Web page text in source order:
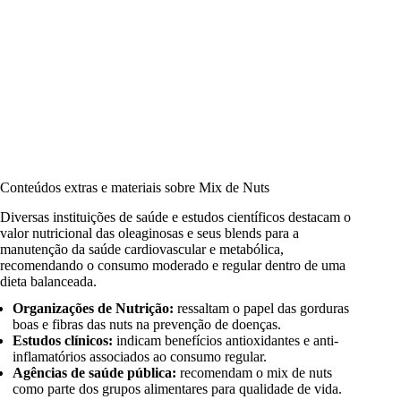
Conteúdos extras e materiais sobre Mix de Nuts
Diversas instituições de saúde e estudos científicos destacam o
valor nutricional das oleaginosas e seus blends para a
manutenção da saúde cardiovascular e metabólica,
recomendando o consumo moderado e regular dentro de uma
dieta balanceada.
Organizações de Nutrição: ressaltam o papel das gorduras
boas e fibras das nuts na prevenção de doenças.
Estudos clínicos: indicam benefícios antioxidantes e anti-
inflamatórios associados ao consumo regular.
Agências de saúde pública: recomendam o mix de nuts
como parte dos grupos alimentares para qualidade de vida.